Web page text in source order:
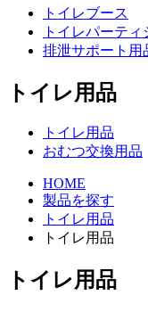
トイレブース
トイレパーティ
排泄サポート用
トイレ用品
トイレ用品
おむつ交換用品
HOME
製品を探す
トイレ用品
トイレ用品
トイレ用品